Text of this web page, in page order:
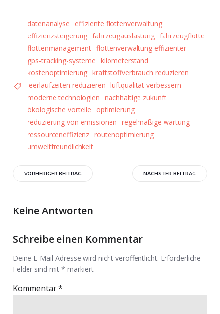
datenanalyse
effiziente flottenverwaltung
effizienzsteigerung fahrzeugauslastung fahrzeugflotte
flottenmanagement flottenverwaltung effizienter
gps-tracking-systeme kilometerstand
kostenoptimierung kraftstoffverbrauch reduzieren
leerlaufzeiten reduzieren luftqualität verbessern
moderne technologien nachhaltige zukunft
ökologische vorteile
optimierung
reduzierung von emissionen regelmäßige wartung
ressourceneffizienz routenoptimierung
umweltfreundlichkeit
Beitrags-
Navigation
VORHERIGER BEITRAG
Beitrags-
Navigation
NÄCHSTER BEITRAG
Keine Antworten
Schreibe einen Kommentar
Deine E-Mail-Adresse wird nicht veröffentlicht. Erforderliche
Felder sind mit * markiert
Kommentar*